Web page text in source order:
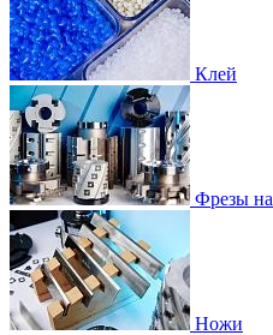
Клей
Фрезы
Ножи